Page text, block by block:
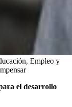
Empleo y
el desarrollo